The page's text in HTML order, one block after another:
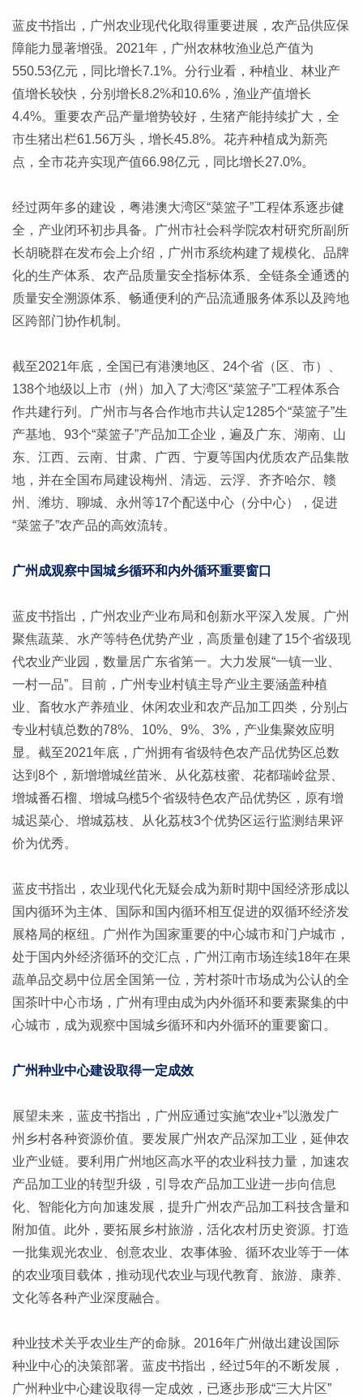
蓝皮书指出，广州农业现代化取得重要进展 ，农产品供应保
障能力显著增强。2021年，广州农林牧渔业总产值为
550.53亿元，同比增长7.1%。分行业看，种植业、林业产
值增长较快，分别增长8.2%和10.6%，渔业产值增长
4.4%。重要农产品产量增势较好，生猪产能持续扩大，全
市生猪出栏61.56万头，增长45.8%。花卉种植成为新亮
点，全市花卉实现产值66.98亿元，同比增长27.0%。
经过两年多的建设，粤港澳大湾区“菜篮子”工程体系逐步健
全，产业闭环初步具备。广州市社会科学院农村研究所副所
长胡晓群在发布会上介绍，广州市系统构建了规模化、品牌
化的生产体系、农产品质量安全指标体系、全链条全通透的
质量安全溯源体系、畅通便利的产品流通服务体系以及跨地
区跨部门协作机制。
截至2021年底，全国已有港澳地区、24个省（区、市）、
138个地级以上市（州）加入了大湾区“菜篮子”工程体系合
作共建行列。广州市与各合作地市共认定1285个“菜篮子”生
产基地、93个“菜篮子”产品加工企业，遍及广东、湖南、山
东、江西、云南、甘肃、广西、宁夏等国内优质农产品集散
地，并在全国布局建设梅州、清远、云浮、齐齐哈尔、赣
州、潍坊、聊城、永州等17个配送中心（分中心），促进
“菜篮子”农产品的高效流转。
广州成观察中国城乡循环和内外循环重要窗口
蓝皮书指出，广州农业产业布局和创新水平深入发展。广州
聚焦蔬菜、水产等特色优势产业，高质量创建了15个省级现
代农业产业园，数量居广东省第一。大力发展“一镇一业、
一村一品”。目前，广州专业村镇主导产业主要涵盖种植
业、畜牧水产养殖业、休闲农业和农产品加工四类，分别占
专业村镇总数的78%、10%、9%、3%，产业集聚效应明
显。截至2021年底，广州拥有省级特色农产品优势区总数
达到8个，新增增城丝苗米、从化荔枝蜜、花都瑞岭盆景、
增城番石榴、增城乌榄5个省级特色农产品优势区，原有增
城迟菜心、增城荔枝、从化荔枝3个优势区运行监测结果评
价为优秀。
蓝皮书指出，农业现代化无疑会成为新时期中国经济形成以
国内循环为主体、国际和国内循环相互促进的双循环经济发
展格局的枢纽。广州作为国家重要的中心城市和门户城市，
处于国内外经济循环的交汇点，广州江南市场连续18年在果
蔬单品交易中位居全国第一位，芳村茶叶市场成为公认的全
国茶叶中心市场，广州有理由成为内外循环和要素聚集的中
心城市，成为观察中国城乡循环和内外循环的重要窗口。
广州种业中心建设取得一定成效
展望未来，蓝皮书指出，广州应通过实施“农业+”以激发广
州乡村各种资源价值。要发展广州农产品深加工业，延伸农
业产业链。要利用广州地区高水平的农业科技力量，加速农
产品加工业的转型升级，引导农产品加工业进一步向信息
化、智能化方向加速发展，提升广州农产品加工科技含量和
附加值。此外，要拓展乡村旅游，活化农村历史资源。打造
一批集观光农业、创意农业、农事体验、循环农业等于一体
的农业项目载体，推动现代农业与现代教育、旅游、康养、
文化等各种产业深度融合。
种业技术关乎农业生产的命脉。2016年广州做出建设国际
种业中心的决策部署。蓝皮书指出，经过5年的不断发展，
广州种业中心建设取得一定成效，已逐步形成“三大片区”